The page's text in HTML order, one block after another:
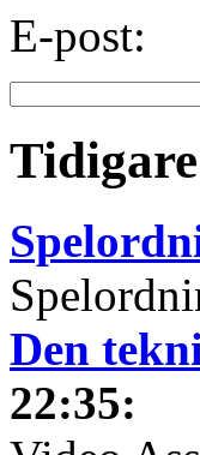
E-post:
Den
22:35: